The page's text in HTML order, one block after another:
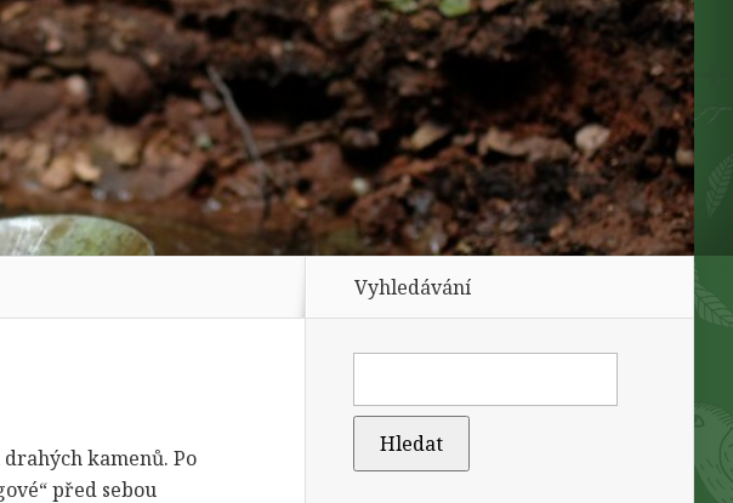
kamenů. Po
před sebou
Vyhledávání